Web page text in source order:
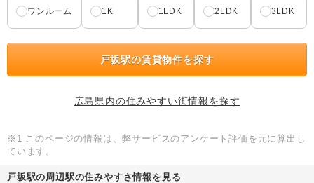
ワンルーム 1K 1LDK 2LDK 3LDK
戸坂駅の賃貸物件を探す
広島県内の住みやすい街情報を探す
※1 このページの情報は、弊サービスのアンケート評価を元に算出し
ています。
戸坂駅の周辺駅の住みやすさ情報を見る